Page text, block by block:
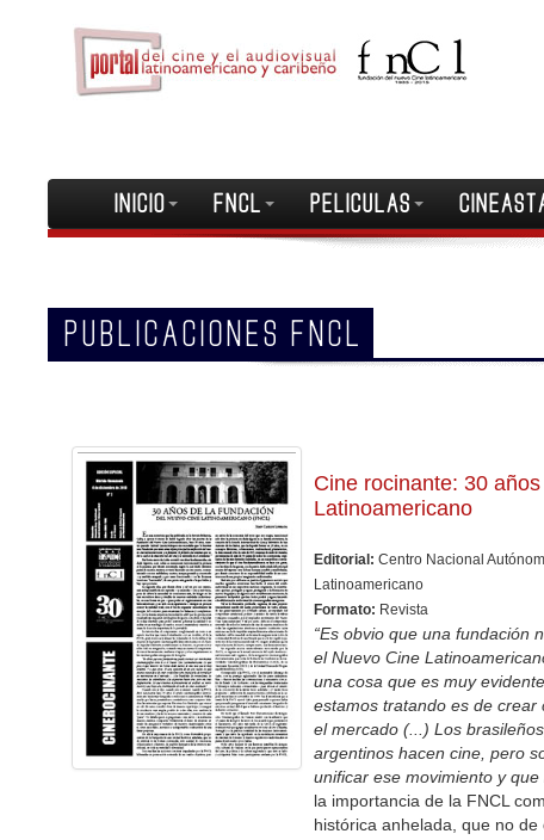
INICIO FNCL PELICULAS
PUBLICACIONES FNCL
Cine rocinante: 30
Latinoamericano
Editorial: Centro Nacional
Latinoamericano
Formato: Revista
“Es obvio que una fundación
el Nuevo Cine
una cosa que es muy
estamos tratando es de crear
el mercado (...) Los
argentinos hacen cine, pero
unificar ese movimiento y
la importancia de la FNCL
histórica anhelada, que no